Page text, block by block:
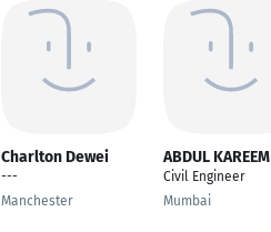
Charlton Dewei
---
Manchester
ABDUL KAREEM
Civil Engineer
Mumbai